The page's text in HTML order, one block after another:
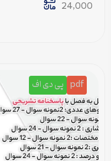
24,000
pdf پی دی اف